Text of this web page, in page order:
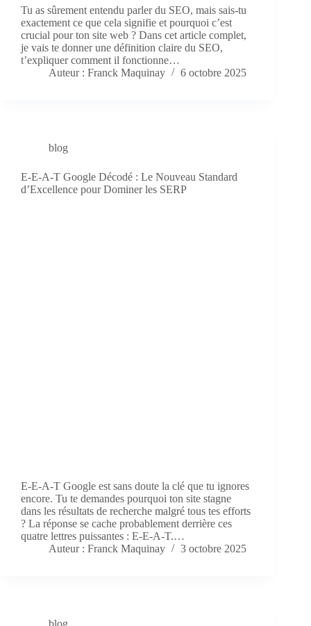
Tu as sûrement entendu parler du SEO, mais sais-tu
exactement ce que cela signifie et pourquoi c’est
crucial pour ton site web ? Dans cet article complet,
je vais te donner une définition claire du SEO,
t’expliquer comment il fonctionne…
Auteur : Franck Maquinay
6 octobre 2025
blog
E-E-A-T Google Décodé : Le Nouveau Standard
d’Excellence pour Dominer les SERP
E‑E‑A‑T Google est sans doute la clé que tu ignores
encore. Tu te demandes pourquoi ton site stagne
dans les résultats de recherche malgré tous tes efforts
? La réponse se cache probablement derrière ces
quatre lettres puissantes : E‑E‑A‑T.…
Auteur : Franck Maquinay
3 octobre 2025